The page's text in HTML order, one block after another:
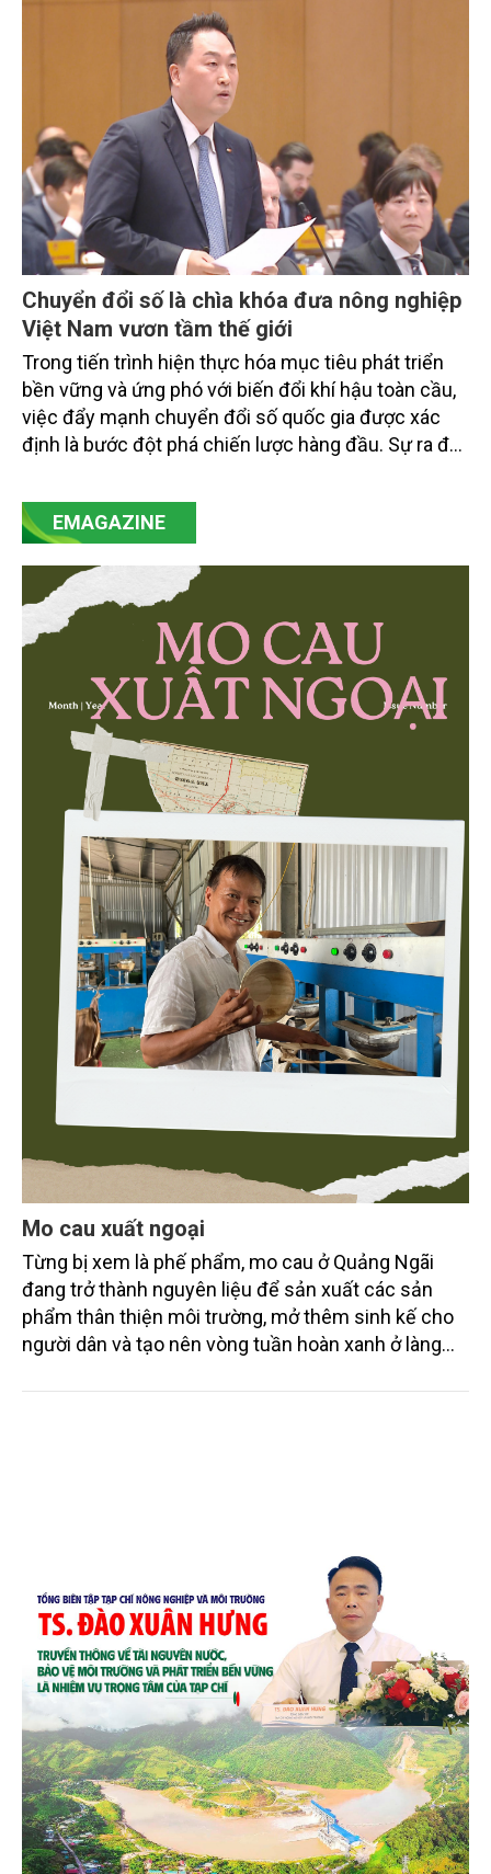
doanh nghiệp, hợp tác xã và nông dân đang trực
tiếp triển khai mô hình sản xuất lúa phát thải thấp.
Chuyển đổi số là chìa khóa đưa nông nghiệp
Việt Nam vươn tầm thế giới
Trong tiến trình hiện thực hóa mục tiêu phát triển
bền vững và ứng phó với biến đổi khí hậu toàn cầu,
việc đẩy mạnh chuyển đổi số quốc gia được xác
định là bước đột phá chiến lược hàng đầu. Sự ra đời
mạnh mẽ, thúc đẩy quá trình cải cách toàn diện,
minh bạch hóa chuỗi cung ứng và nâng cao hiệu
then chốt là nông nghiệp và môi trường.
EMAGAZINE
Mo cau xuất ngoại
Từng bị xem là phế phẩm, mo cau ở Quảng Ngãi
đang trở thành nguyên liệu để sản xuất các sản
phẩm thân thiện môi trường, mở thêm sinh kế cho
người dân và tạo nên vòng tuần hoàn xanh ở làng
chén, dĩa... từ mo cau đã được thị trường trong nước